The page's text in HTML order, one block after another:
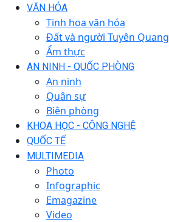
VĂN HÓA
Tinh hoa văn hóa
Đất và người Tuyên Quang
Ẩm thực
AN NINH - QUỐC PHÒNG
An ninh
Quân sự
Biên phòng
KHOA HỌC - CÔNG NGHỆ
QUỐC TẾ
MULTIMEDIA
Photo
Infographic
Emagazine
Video